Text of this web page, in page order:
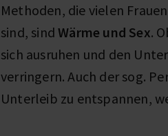
Methoden, die vielen
sind, sind Wärme und Sex.
sich ausruhen und den
verringern. Auch der sog.
Unterleib zu entspannen,